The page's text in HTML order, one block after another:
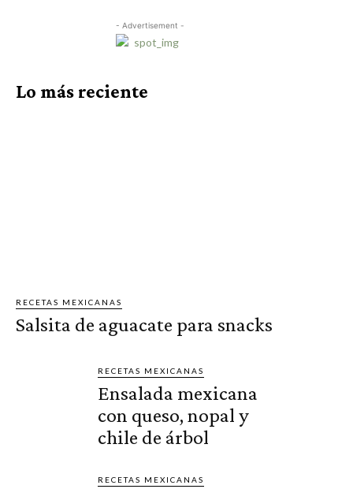
- Advertisement -
Lo más reciente
RECETAS MEXICANAS
Salsita de aguacate para snacks
RECETAS MEXICANAS
Ensalada mexicana
con queso, nopal y
chile de árbol
RECETAS MEXICANAS